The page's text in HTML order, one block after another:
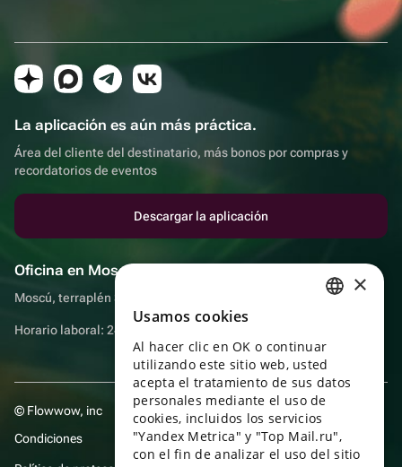
La aplicación es aún más práctica.
Área del cliente del destinatario, más bonos por compras y
recordatorios de eventos
Descargar la aplicación
Oficina en Moscú
Moscú, terraplén Sadovnicheskaya, 9, sala 2/3
Horario laboral: 24 horas
© Flowwow, inc
Condiciones
ENGLISH
UKRAINIAN
PORTUGUESE
SPANISH
×
Usamos cookies
Al hacer clic en OK o continuar
utilizando este sitio web, usted
acepta el tratamiento de sus datos
personales mediante el uso de
cookies, incluidos los servicios
"Yandex Metrica" y "Top Mail.ru",
con el fin de analizar el uso del sitio